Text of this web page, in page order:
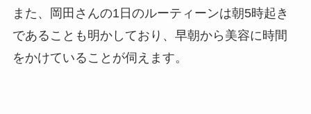
また、岡田さんの1日のルーティーンは朝5時起き
であることも明かしており、早朝から美容に時間
をかけていることが伺えます。